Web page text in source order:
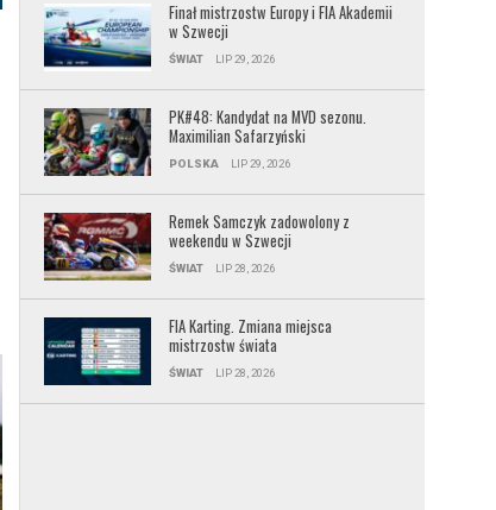
Finał mistrzostw Europy i FIA Akademii
w Szwecji
ŚWIAT LIP 29, 2026
PK#48: Kandydat na MVD sezonu.
Maximilian Safarzyński
POLSKA LIP 29, 2026
Remek Samczyk zadowolony z
weekendu w Szwecji
ŚWIAT LIP 28, 2026
FIA Karting. Zmiana miejsca
mistrzostw świata
ŚWIAT LIP 28, 2026